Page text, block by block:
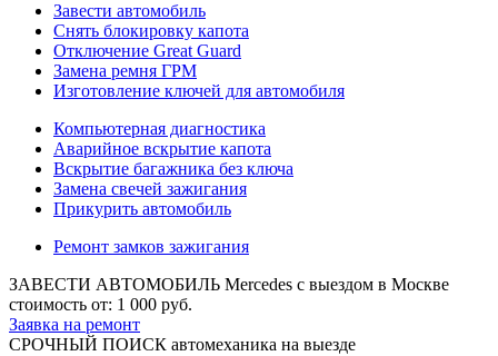
Завести автомобиль
Снять блокировку капота
Отключение Great Guard
Замена ремня ГРМ
Изготовление ключей для автомобиля
Компьютерная диагностика
Аварийное вскрытие капота
Вскрытие багажника без ключа
Замена свечей зажигания
Прикурить автомобиль
Ремонт замков зажигания
ЗАВЕСТИ АВТОМОБИЛЬ Mercedes с выездом в Москве
стоимость от: 1 000 руб.
Заявка на ремонт
СРОЧНЫЙ ПОИСК автомеханика на выезде